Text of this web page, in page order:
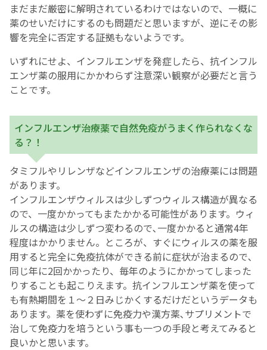
まだまだ厳密に解明されているわけではないので、一概に
薬のせいだけにするのも問題だと思いますが、逆にその影
響を完全に否定する証拠もないようです。
いずれにせよ、インフルエンザを発症したら、抗インフル
エンザ薬の服用にかかわらず注意深い観察が必要だと言う
ことです。
インフルエンザ治療薬で自然免疫がうまく作られなくな
る？！
タミフルやリレンザなどインフルエンザの治療薬には問題
があります。
インフルエンザウィルスは少しずつウィルス構造が異なる
ので、一度かかってもまたかかる可能性があります。ウィ
ルスの構造は少しずつ変わるので､一度かかると通常4年
程度はかかりません。ところが、すぐにウィルスの薬を服
用すると完全に免疫抗体ができる前に症状が治まるので､
同じ年に2回かかったり、毎年のようにかかってしまった
りすることも起こりえます。抗インフルエンザ薬を使って
も有熱期間を１～２日みじかくするだけだというデータも
あります。薬を使わずに免疫力や漢方薬､サプリメントで
治して免疫力を培うという事も一つの手段と考えてみると
良いかと思います。